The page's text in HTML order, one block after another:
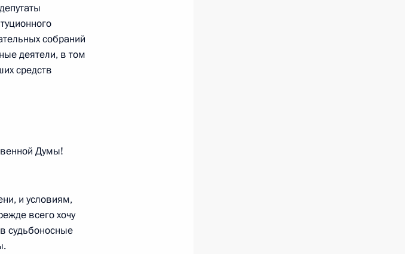
22
собраний
деятели, в том
средств
Думы!
и условиям,
всего хочу
судьбоносные